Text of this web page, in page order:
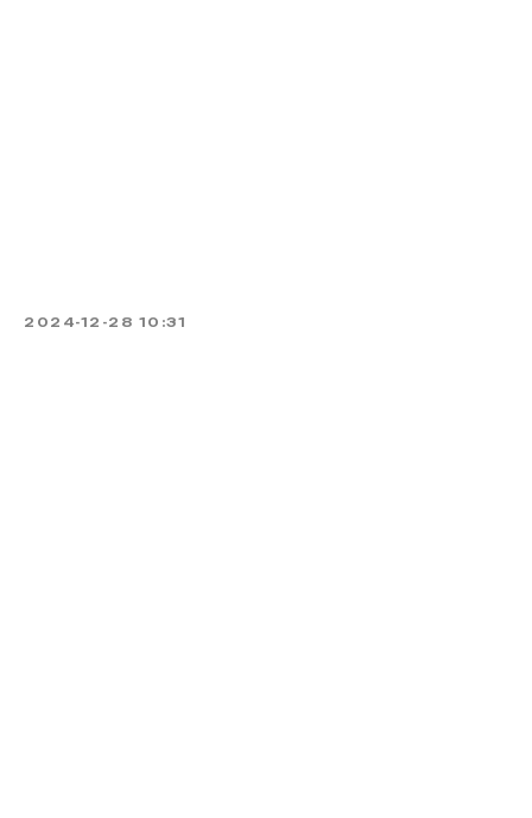
2024-12-28 10:31